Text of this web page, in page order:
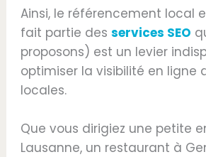
Ainsi, le référencement local
fait partie desservices SEO
proposons) est un levier
optimiser la visibilité en ligne
locales.
Que vous dirigiez une petite
Lausanne, un restaurant à